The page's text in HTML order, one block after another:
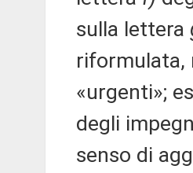
sulla lettera
riformulata,
«urgenti»;
degli
senso di